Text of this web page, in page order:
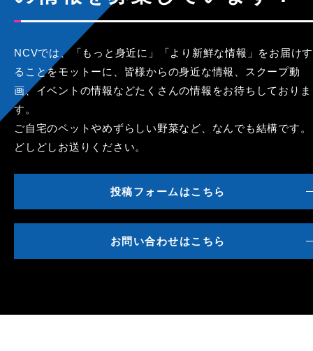
NCVでは、「もっと身近に」「より新鮮な情報」をお届けす
ることをモットーに、皆様からの身近な情報、スクープ動
画、イベントの情報などたくさんの情報をお待ちしておりま
す。
ご自宅のペットやめずらしい野菜など、なんでも結構です。
どしどしお送りください。
投稿フォームはこちら
お問い合わせはこちら